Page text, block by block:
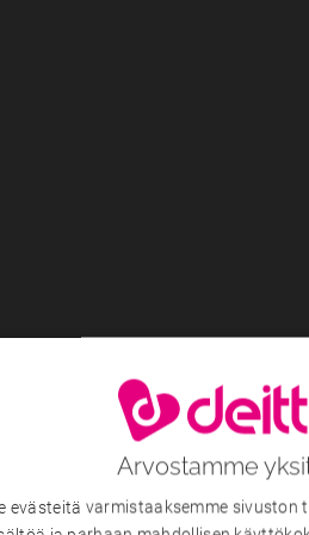
Arvostamme
evästeitä varmistaaksemme sivuston